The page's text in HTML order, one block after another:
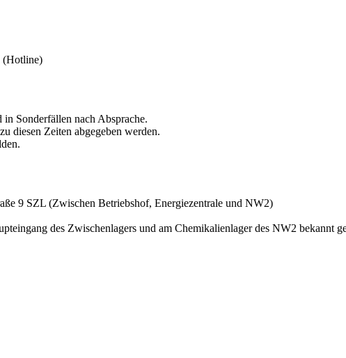
(Hotline)
in Sonderfällen nach Absprache.
diesen Zeiten abgegeben werden.
9 SZL (Zwischen Betriebshof, Energiezentrale und NW2)
des Zwischenlagers und am Chemikalienlager des NW2 bekannt